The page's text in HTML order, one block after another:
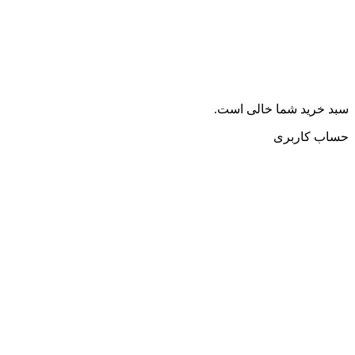
سبد خرید شما خالی است.
حساب کاربری